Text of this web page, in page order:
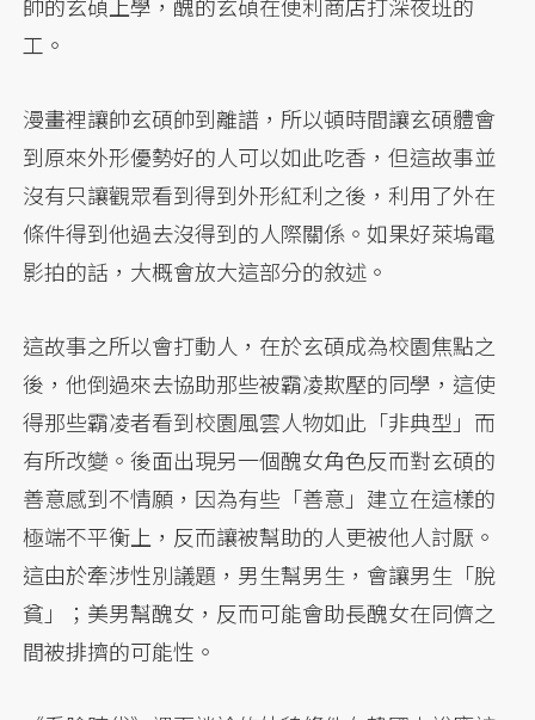
工。
漫畫裡讓帥玄碩帥到離譜，所以頓時間讓玄碩體會
到原來外形優勢好的人可以如此吃香，但這故事並
沒有只讓觀眾看到得到外形紅利之後，利用了外在
條件得到他過去沒得到的人際關係。如果好萊塢電
影拍的話，大概會放大這部分的敘述。
這故事之所以會打動人，在於玄碩成為校園焦點之
後，他倒過來去協助那些被霸凌欺壓的同學，這使
得那些霸凌者看到校園風雲人物如此「非典型」而
有所改變。後面出現另一個醜女角色反而對玄碩的
善意感到不情願，因為有些「善意」建立在這樣的
極端不平衡上，反而讓被幫助的人更被他人討厭。
這由於牽涉性別議題，男生幫男生，會讓男生「脫
貧」；美男幫醜女，反而可能會助長醜女在同儕之
間被排擠的可能性。